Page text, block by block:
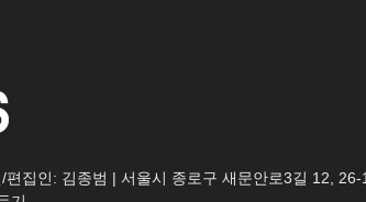
집인: 김종범 | 서울시 종로구 새문안로3길 12, 26-